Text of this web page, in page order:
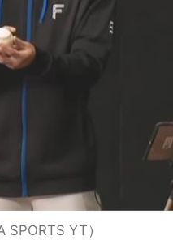
SPORTS YT）